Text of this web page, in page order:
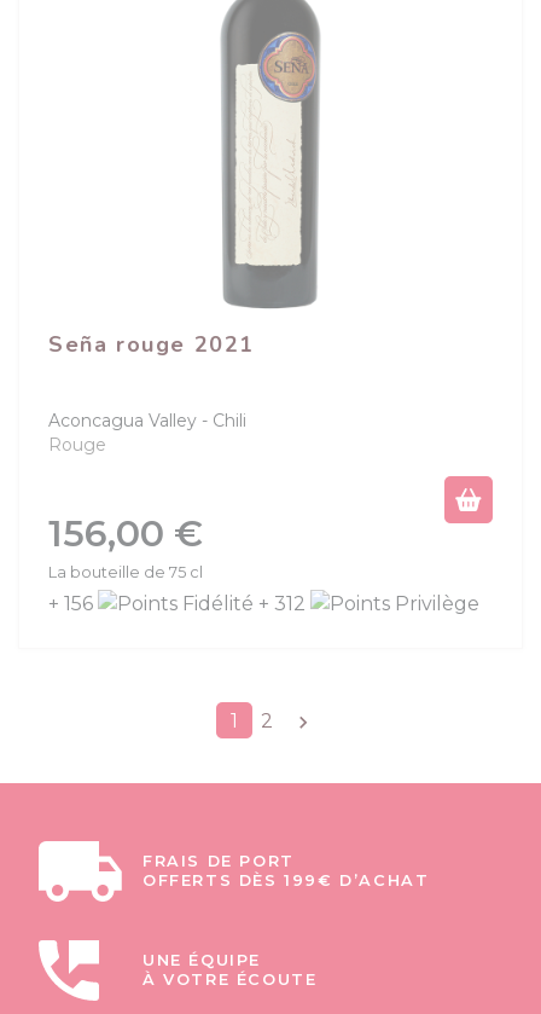
Seña rouge 2021
Aconcagua Valley
Chili
Rouge
Prix
156,00 €
La bouteille de 75 cl
+ 156 + 312
1 2 Suivant

FRAIS DE PORT
OFFERTS DÈS 199€ D’ACHAT
UNE ÉQUIPE
À VOTRE ÉCOUTE